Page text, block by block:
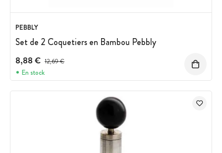
PEBBLY
Set de 2 Coquetiers en Bambou Pebbly
8,88 € Prix avant réduction :
12,69 €
En stock